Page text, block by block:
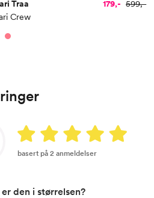
Traa
Crew
179,- 599,-
basert på 2 anmeldelser
den i størrelsen?